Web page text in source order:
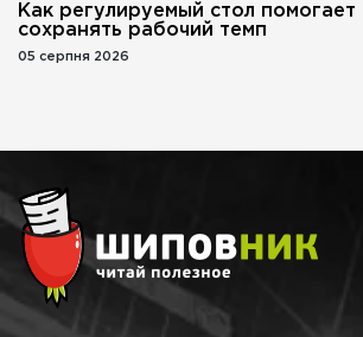
Как регулируемый стол
сохранять рабочий темп
05 серпня 2026